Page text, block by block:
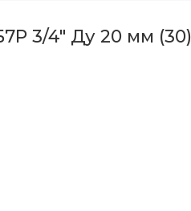
3/4" Ду 20 мм (30)